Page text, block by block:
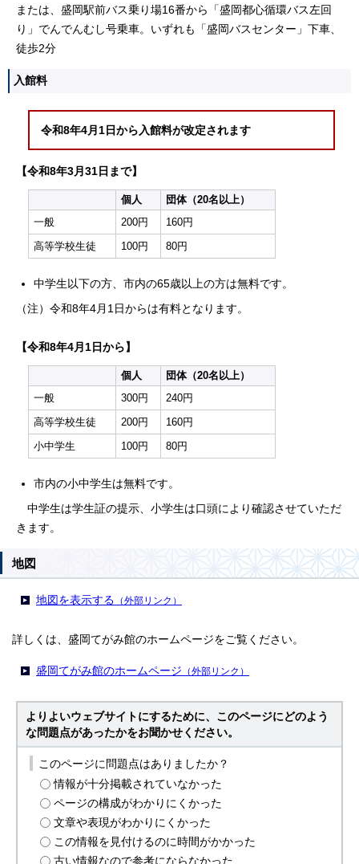
または、盛岡駅前バス乗り場16番から「盛岡都心循環バス左回
り」でんでんむし号乗車。いずれも「盛岡バスセンター」下車、
徒歩2分
入館料
令和8年4月1日から入館料が改定されます
【令和8年3月31日まで】
個人
団体（20名以上）
一般
200円
160円
高等学校生徒
100円 80円
中学生以下の方、市内の65歳以上の方は無料です。
（注）令和8年4月1日からは有料となります。
【令和8年4月1日から】
個人
団体（20名以上）
一般
300円
240円
高等学校生徒
200円
160円
小中学生
100円 80円
市内の小中学生は無料です。
中学生は学生証の提示、小学生は口頭により確認させていただ
きます。
地図
地図を表示する （外部リンク）
詳しくは、盛岡てがみ館のホームページをご覧ください。
盛岡てがみ館のホームページ （外部リンク）
よりよいウェブサイトにするために、このページにどのよう
な問題点があったかをお聞かせください。
このページに問題点はありましたか？
情報が十分掲載されていなかった
ページの構成がわかりにくかった
文章や表現がわかりにくかった
この情報を見付けるのに時間がかかった
古い情報なので参考にならなかった